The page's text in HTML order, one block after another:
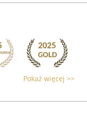
Pokaż więcej >>